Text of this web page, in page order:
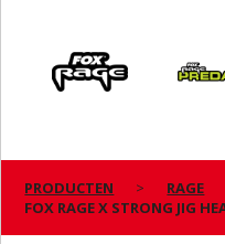
Predator
PRODUCTEN RAGE
FOX RAGE X STRONG JIG